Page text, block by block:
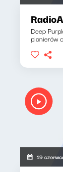
Deep
pionierów
19